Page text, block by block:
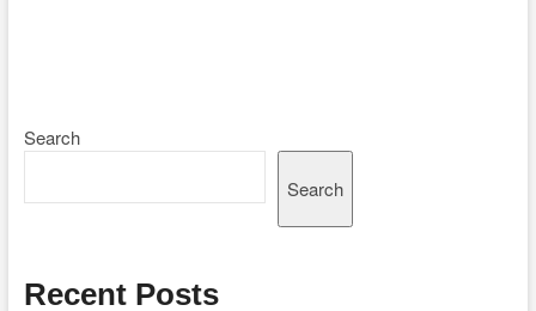
Search
Search
Recent Posts